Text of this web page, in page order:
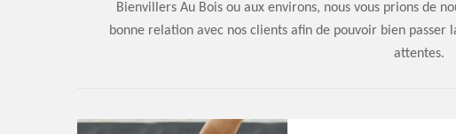
Bienvillers Au Bois ou aux environs, nous vous prions de
bonne relation avec nos clients afin de pouvoir bien
attentes.